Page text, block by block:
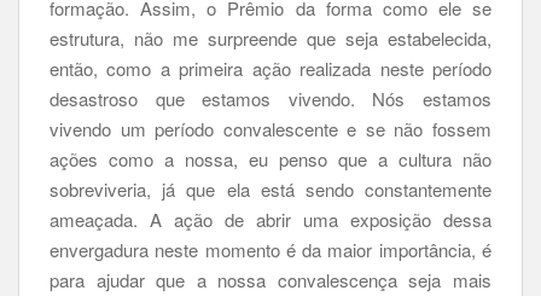
formação. Assim, o Prêmio da forma como ele se
estrutura, não me surpreende que seja estabelecida,
então, como a primeira ação realizada neste período
desastroso que estamos vivendo. Nós estamos
vivendo um período convalescente e se não fossem
ações como a nossa, eu penso que a cultura não
sobreviveria, já que ela está sendo constantemente
ameaçada. A ação de abrir uma exposição dessa
envergadura neste momento é da maior importância, é
para ajudar que a nossa convalescença seja mais